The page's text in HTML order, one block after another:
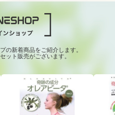
の新着商品をご紹介します。
ット販売がございます。